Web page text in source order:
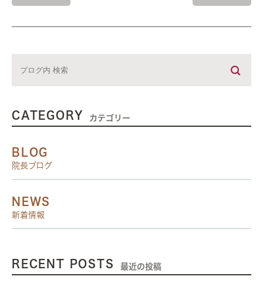
CATEGORY カテゴリー
BLOG
院長ブログ
NEWS
新着情報
RECENT POSTS 最近の投稿